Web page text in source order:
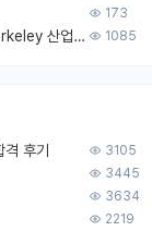
173
Korea University 수학, 컴퓨터과학 이학사, UC Berkeley 산업공학 대학원 공학박사가 되는 것은 쉽지 않겠죠? 1085
후기 3105
3445
3634
2219